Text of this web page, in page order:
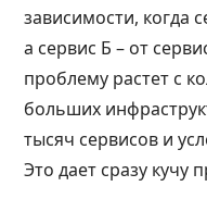
зависимости, когда
а сервис Б – от
проблему растет с
больших
тысяч сервисов и
Это дает сразу кучу